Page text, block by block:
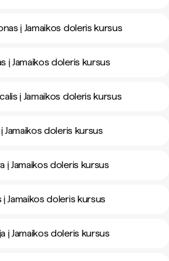
į Jamaikos doleris kursus
į Jamaikos doleris kursus
į Jamaikos doleris kursus
Jamaikos doleris kursus
į Jamaikos doleris kursus
Jamaikos doleris kursus
į Jamaikos doleris kursus